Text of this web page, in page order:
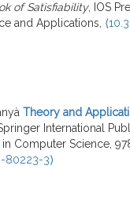
of Satisfiability, IOS
and Applications,
Theory and
International
in Computer Science,
80223-3⟩